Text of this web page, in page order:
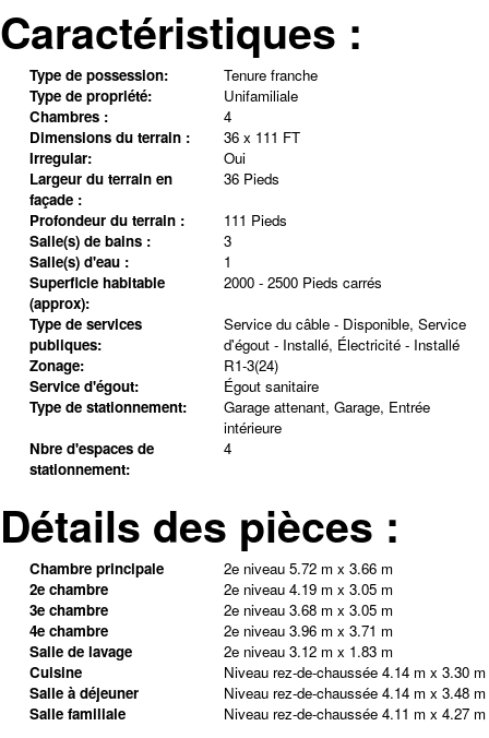
Caractéristiques :
Type de possession:
Tenure franche
Type de propriété:
Unifamiliale
Chambres :
4
Dimensions du terrain :
36 x 111 FT
Irregular:
Oui
Largeur du terrain en
façade :
36 Pieds
Profondeur du terrain :
111 Pieds
Salle(s) de bains :
3
Salle(s) d'eau :
1
Superficie habitable
(approx):
2000 - 2500 Pieds carrés
Type de services
publiques:
Service du câble - Disponible, Service
d'égout - Installé, Électricité - Installé
Zonage:
R1-3(24)
Service d'égout:
Égout sanitaire
Type de stationnement:
Garage attenant, Garage, Entrée
intérieure
Nbre d'espaces de
stationnement:
4
Détails des pièces :
Chambre principale 2e niveau 5.72 m x 3.66 m
2e chambre
2e niveau 4.19 m x 3.05 m
3e chambre
2e niveau 3.68 m x 3.05 m
4e chambre
2e niveau 3.96 m x 3.71 m
Salle de lavage
2e niveau 3.12 m x 1.83 m
Cuisine
Niveau rez-de-chaussée 4.14 m x 3.30 m
Salle à déjeuner
Niveau rez-de-chaussée 4.14 m x 3.48 m
Salle familiale
Niveau rez-de-chaussée 4.11 m x 4.27 m